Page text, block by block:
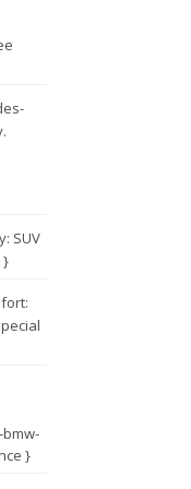
SUV
}
}